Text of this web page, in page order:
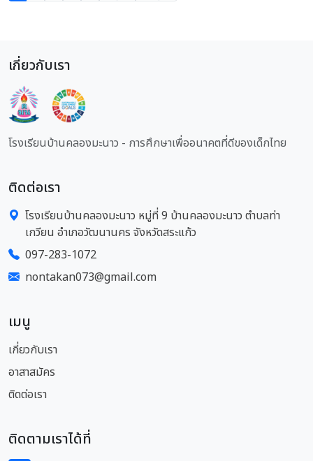
เกี่ยวกับเรา
โรงเรียนบ้านคลองมะนาว - การศึกษาเพื่ออนาคตที่ดีของเด็กไทย
ติดต่อเรา
โรงเรียนบ้านคลองมะนาว หมู่ที่ 9 บ้านคลองมะนาว ตำบลท่า
เกวียน อำเภอวัฒนานคร จังหวัดสระแก้ว
097-283-1072
nontakan073@gmail.com
เมนู
เกี่ยวกับเรา
อาสาสมัคร
ติดต่อเรา
ติดตามเราได้ที่